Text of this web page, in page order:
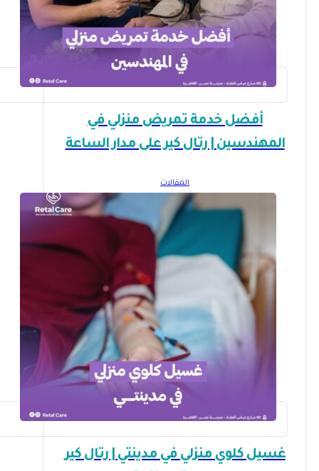
أفضل خدمة تمريض منزلي في
المهندسين | رتال كير على مدار الساعة
المقالات
غسيل كلوي منزلي في مدينتي | رتال كير